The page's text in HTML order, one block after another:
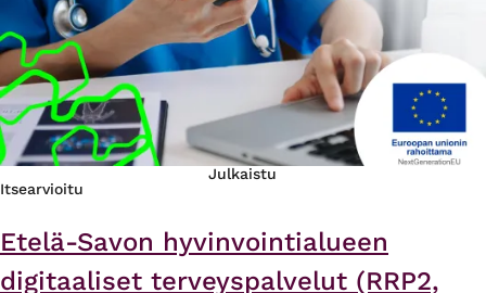
Julkaistu
Itsearvioitu
Etelä-Savon hyvinvointialueen
digitaaliset terveyspalvelut (RRP2,